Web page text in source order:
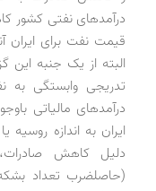
درآمدهای نفتی کشور
قیمت نفت برای ایران
البته از یک جنبه
تدریجی وابستگی
درآمدهای مالیاتی
ایران به اندازه
دلیل کاهش
(حاصلضرب تعداد